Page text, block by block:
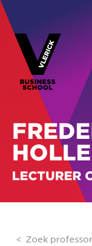
HOLLE
LECTURER
Zoek